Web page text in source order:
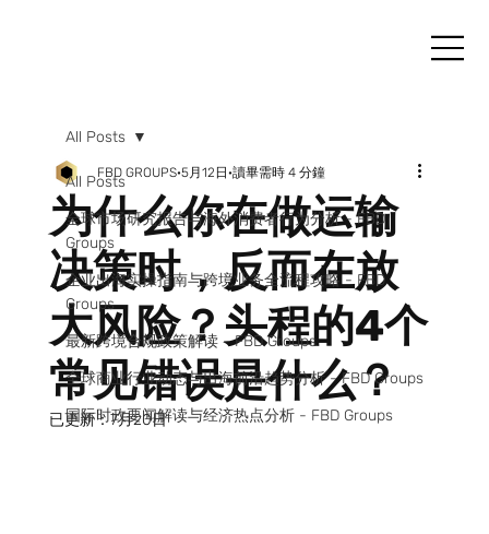
All Posts
全球市场研究报告与海外消费者行为分析 - FBD
Groups
企业出海实操指南与跨境业务全流程攻略 - FBD
Groups
最新跨境合规政策解读 - FBD Groups
全球商业行业动态与出海前沿趋势分析 - FBD Groups
国际时政要闻解读与经济热点分析 - FBD Groups
All Posts
为什么你在做运输
决策时，反而在放
大风险？头程的4个
常见错误是什么？
FBD GROUPS 5月12日 讀畢需時 4 分鐘
已更新：7月20日